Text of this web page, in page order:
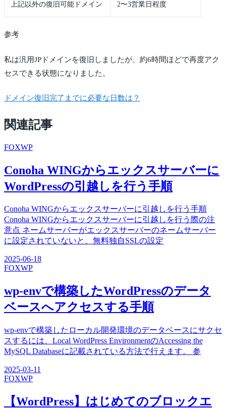
上記以外の復旧可能ドメイン 2〜3営業日程度
参考
私は汎用JPドメインを復旧しましたが、約6時間ほどで再度アク
セスできる状態になりました。
ドメイン復旧完了までに必要な日数は？
関連記事
FOXWP
Conoha WINGからエックスサーバーに
WordPressの引越しを行う手順
Conoha WINGからエックスサーバーに引越しを行う手順
Conoha WINGからエックスサーバーに引越しを行う際の注
意点 ネームサーバーがエックスサーバーのネームサーバー
に設定されていないと、無料独自SSLの設定
2025-06-18
FOXWP
wp-envで構築したWordPressのデータ
ベースへアクセスする手順
wp-envで構築したローカル開発環境のデータベースにサクセ
スするには、Local WordPress EnvironmentのAccessing the
MySQL Databaseに記載されている方法で行えます。 参
2025-03-11
FOXWP
【WordPress】はじめてのブロックエ